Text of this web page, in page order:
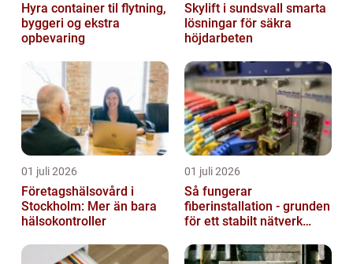
Hyra container til flytning,
byggeri og ekstra
opbevaring
Skylift i sundsvall smarta
lösningar för säkra
höjdarbeten
01 juli 2026
Företagshälsovård i
Stockholm: Mer än bara
hälsokontroller
01 juli 2026
Så fungerar
fiberinstallation - grunden
för ett stabilt nätverk